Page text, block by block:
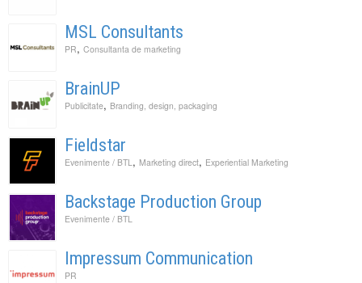
MSL Consultants
PR, Consultanta de marketing
BrainUP
Publicitate, Branding, design, packaging
Fieldstar
Evenimente / BTL, Marketing direct, Experiential Marketing
Backstage Production Group
Evenimente / BTL
Impressum Communication
PR